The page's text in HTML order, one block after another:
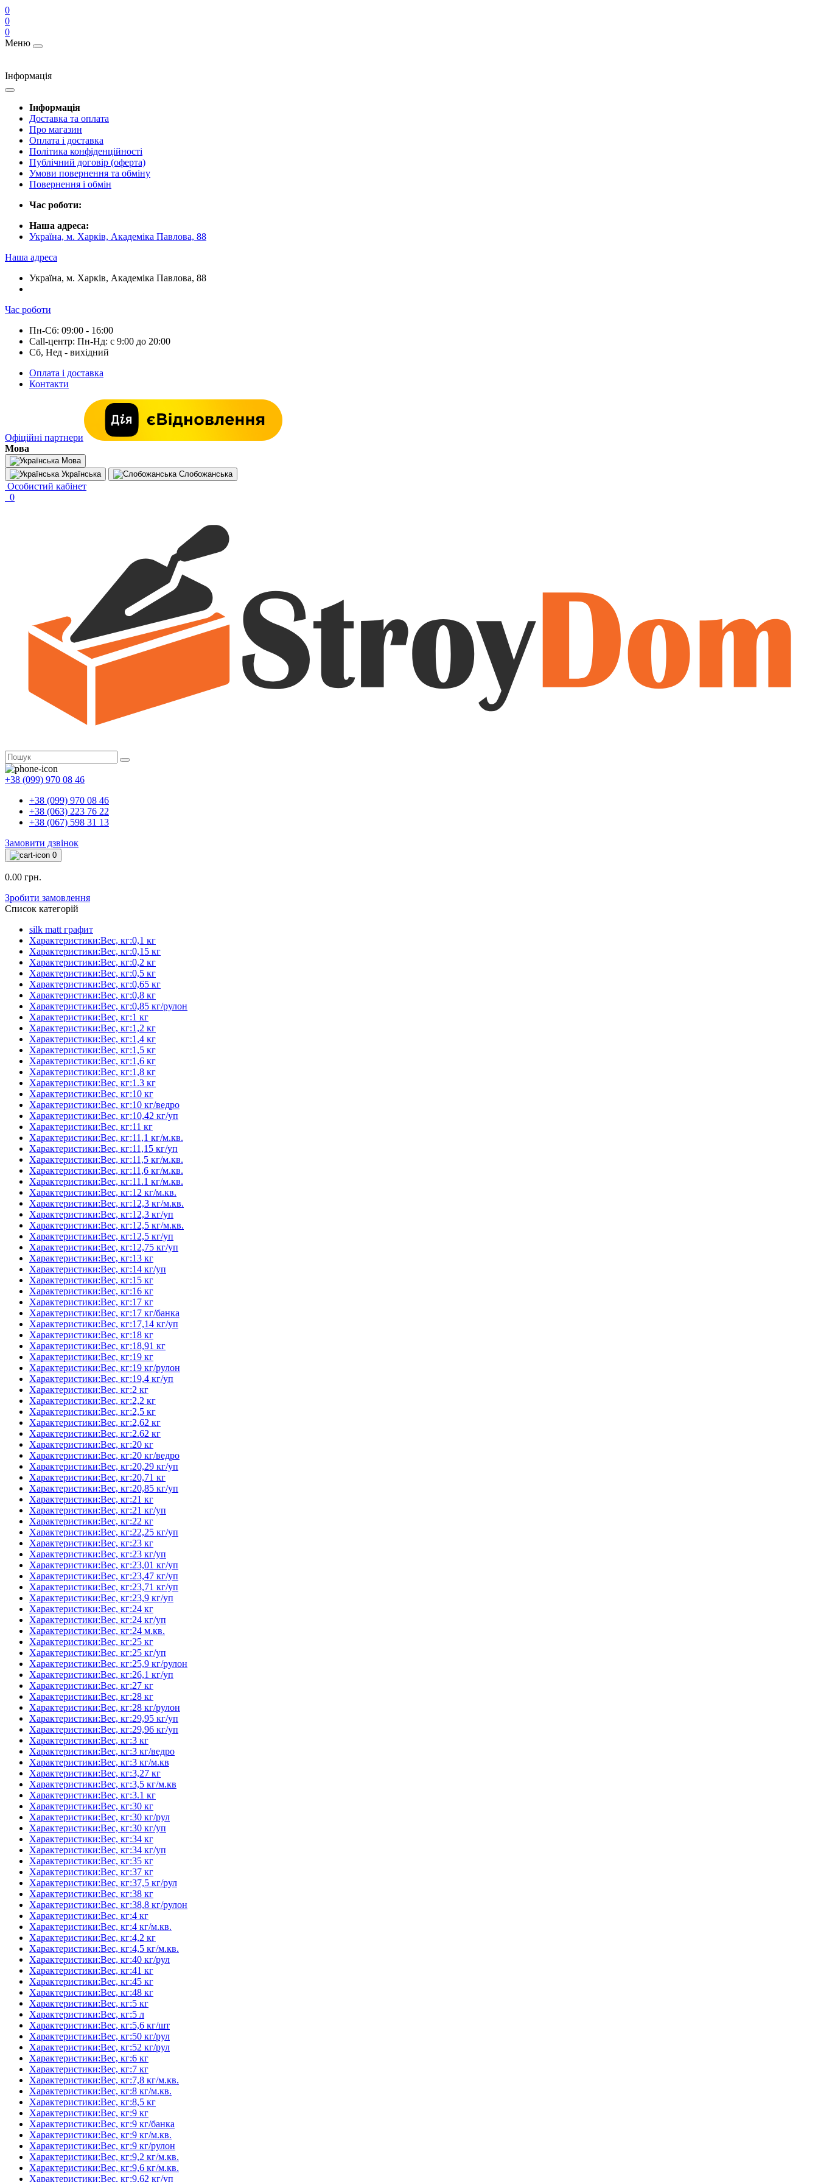
0
0
0
Меню
Інформація
Інформація
Доставка та оплата
Про магазин
Оплата і доставка
Політика конфіденційності
Публічний договір (оферта)
Умови повернення та обміну
Повернення і обмін
Час роботи:
Наша адреса:
Україна, м. Харків, Академіка Павлова, 88
Наша адреса
Україна, м. Харків, Академіка Павлова, 88
Час роботи
Пн-Сб: 09:00 - 16:00
Call-центр: Пн-Нд: с 9:00 до 20:00
Сб, Нед - вихідний
Оплата і доставка
Контакти
Офіційні партнери
Мова
Мова
Українська
Слобожанська
Особистий кабінет
0
+38 (099) 970 08 46
+38 (099) 970 08 46
+38 (063) 223 76 22
+38 (067) 598 31 13
Замовити дзвінок
0
0.00 грн.
Зробити замовлення
Список категорій
silk matt графит
Характеристики:Вес, кг:0,1 кг
Характеристики:Вес, кг:0,15 кг
Характеристики:Вес, кг:0,2 кг
Характеристики:Вес, кг:0,5 кг
Характеристики:Вес, кг:0,65 кг
Характеристики:Вес, кг:0,8 кг
Характеристики:Вес, кг:0,85 кг/рулон
Характеристики:Вес, кг:1 кг
Характеристики:Вес, кг:1,2 кг
Характеристики:Вес, кг:1,4 кг
Характеристики:Вес, кг:1,5 кг
Характеристики:Вес, кг:1,6 кг
Характеристики:Вес, кг:1,8 кг
Характеристики:Вес, кг:1.3 кг
Характеристики:Вес, кг:10 кг
Характеристики:Вес, кг:10 кг/ведро
Характеристики:Вес, кг:10,42 кг/уп
Характеристики:Вес, кг:11 кг
Характеристики:Вес, кг:11,1 кг/м.кв.
Характеристики:Вес, кг:11,15 кг/уп
Характеристики:Вес, кг:11,5 кг/м.кв.
Характеристики:Вес, кг:11,6 кг/м.кв.
Характеристики:Вес, кг:11.1 кг/м.кв.
Характеристики:Вес, кг:12 кг/м.кв.
Характеристики:Вес, кг:12,3 кг/м.кв.
Характеристики:Вес, кг:12,3 кг/уп
Характеристики:Вес, кг:12,5 кг/м.кв.
Характеристики:Вес, кг:12,5 кг/уп
Характеристики:Вес, кг:12,75 кг/уп
Характеристики:Вес, кг:13 кг
Характеристики:Вес, кг:14 кг/уп
Характеристики:Вес, кг:15 кг
Характеристики:Вес, кг:16 кг
Характеристики:Вес, кг:17 кг
Характеристики:Вес, кг:17 кг/банка
Характеристики:Вес, кг:17,14 кг/уп
Характеристики:Вес, кг:18 кг
Характеристики:Вес, кг:18,91 кг
Характеристики:Вес, кг:19 кг
Характеристики:Вес, кг:19 кг/рулон
Характеристики:Вес, кг:19,4 кг/уп
Характеристики:Вес, кг:2 кг
Характеристики:Вес, кг:2,2 кг
Характеристики:Вес, кг:2,5 кг
Характеристики:Вес, кг:2,62 кг
Характеристики:Вес, кг:2.62 кг
Характеристики:Вес, кг:20 кг
Характеристики:Вес, кг:20 кг/ведро
Характеристики:Вес, кг:20,29 кг/уп
Характеристики:Вес, кг:20,71 кг
Характеристики:Вес, кг:20,85 кг/уп
Характеристики:Вес, кг:21 кг
Характеристики:Вес, кг:21 кг/уп
Характеристики:Вес, кг:22 кг
Характеристики:Вес, кг:22,25 кг/уп
Характеристики:Вес, кг:23 кг
Характеристики:Вес, кг:23 кг/уп
Характеристики:Вес, кг:23,01 кг/уп
Характеристики:Вес, кг:23,47 кг/уп
Характеристики:Вес, кг:23,71 кг/уп
Характеристики:Вес, кг:23,9 кг/уп
Характеристики:Вес, кг:24 кг
Характеристики:Вес, кг:24 кг/уп
Характеристики:Вес, кг:24 м.кв.
Характеристики:Вес, кг:25 кг
Характеристики:Вес, кг:25 кг/уп
Характеристики:Вес, кг:25,9 кг/рулон
Характеристики:Вес, кг:26,1 кг/уп
Характеристики:Вес, кг:27 кг
Характеристики:Вес, кг:28 кг
Характеристики:Вес, кг:28 кг/рулон
Характеристики:Вес, кг:29,95 кг/уп
Характеристики:Вес, кг:29,96 кг/уп
Характеристики:Вес, кг:3 кг
Характеристики:Вес, кг:3 кг/ведро
Характеристики:Вес, кг:3 кг/м.кв
Характеристики:Вес, кг:3,27 кг
Характеристики:Вес, кг:3,5 кг/м.кв
Характеристики:Вес, кг:3.1 кг
Характеристики:Вес, кг:30 кг
Характеристики:Вес, кг:30 кг/рул
Характеристики:Вес, кг:30 кг/уп
Характеристики:Вес, кг:34 кг
Характеристики:Вес, кг:34 кг/уп
Характеристики:Вес, кг:35 кг
Характеристики:Вес, кг:37 кг
Характеристики:Вес, кг:37,5 кг/рул
Характеристики:Вес, кг:38 кг
Характеристики:Вес, кг:38,8 кг/рулон
Характеристики:Вес, кг:4 кг
Характеристики:Вес, кг:4 кг/м.кв.
Характеристики:Вес, кг:4,2 кг
Характеристики:Вес, кг:4,5 кг/м.кв.
Характеристики:Вес, кг:40 кг/рул
Характеристики:Вес, кг:41 кг
Характеристики:Вес, кг:45 кг
Характеристики:Вес, кг:48 кг
Характеристики:Вес, кг:5 кг
Характеристики:Вес, кг:5 л
Характеристики:Вес, кг:5,6 кг/шт
Характеристики:Вес, кг:50 кг/рул
Характеристики:Вес, кг:52 кг/рул
Характеристики:Вес, кг:6 кг
Характеристики:Вес, кг:7 кг
Характеристики:Вес, кг:7,8 кг/м.кв.
Характеристики:Вес, кг:8 кг/м.кв.
Характеристики:Вес, кг:8,5 кг
Характеристики:Вес, кг:9 кг
Характеристики:Вес, кг:9 кг/банка
Характеристики:Вес, кг:9 кг/м.кв.
Характеристики:Вес, кг:9 кг/рулон
Характеристики:Вес, кг:9,2 кг/м.кв.
Характеристики:Вес, кг:9,6 кг/м.кв.
Характеристики:Вес, кг:9,62 кг/уп